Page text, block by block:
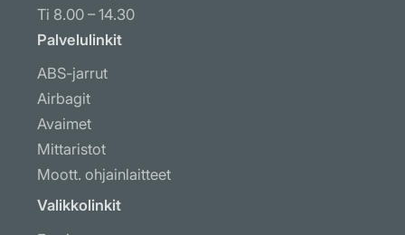
Ti 8.00 – 14.30
Palvelulinkit
ABS-jarrut
Airbagit
Avaimet
Mittaristot
Moott. ohjainlaitteet
Muut ohjausyksiköt
Valikkolinkit